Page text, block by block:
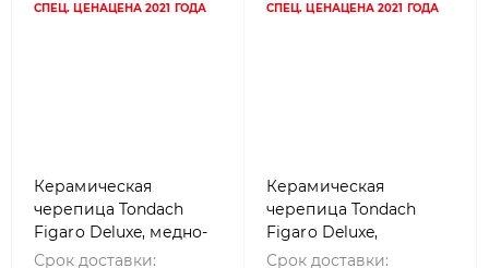
СПЕЦ. ЦЕНАЦЕНА 2021 ГОДА
Керамическая
черепица Tondach
Figaro Deluxe, медно-
коричневый (copper)
Срок доставки:
СПЕЦ. ЦЕНАЦЕНА 2021 ГОДА
Керамическая
черепица Tondach
Figaro Deluxe,
Натуральный красный
Срок доставки: